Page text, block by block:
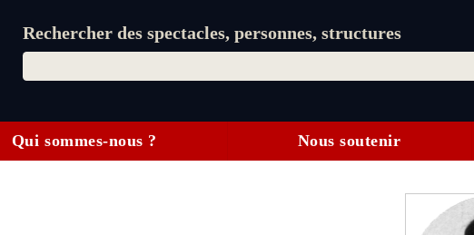
Rechercher des spectacles, personnes, structures
Qui sommes-nous ? Nous soutenir